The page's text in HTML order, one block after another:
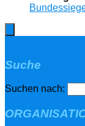
Suche
Suchen nach: